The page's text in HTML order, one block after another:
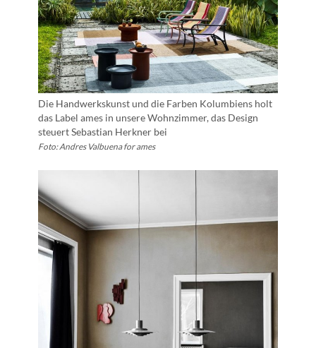
Die Handwerkskunst und die Farben Kolumbiens holt
das Label ames in unsere Wohnzimmer, das Design
steuert Sebastian Herkner bei
Foto: Andres Valbuena for ames